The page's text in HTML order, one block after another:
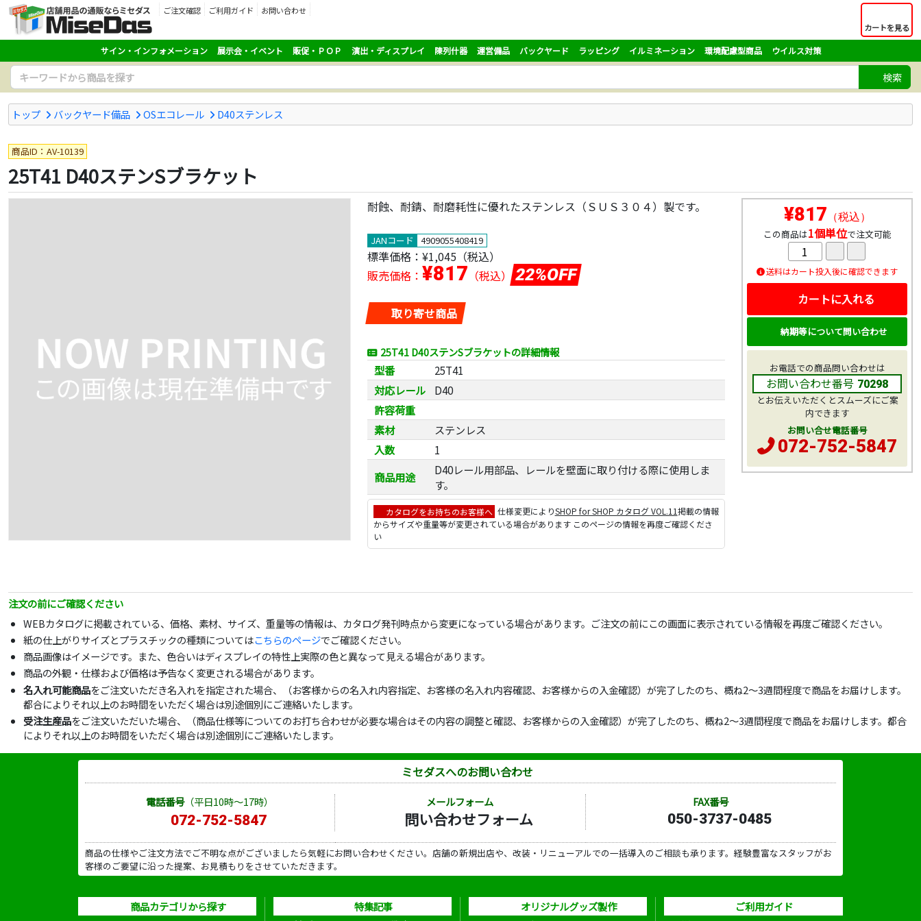
ご注文確認 ご利用ガイド
お問い合わせ
カートを見る
サイン・インフォメーション 展示会・イベント 販促・ＰＯＰ 演出・ディスプレイ 陳列什器 運営備品 バックヤード ラッピング イルミネーション 環境配慮型商品 ウイルス対策
検索
トップ バックヤード備品 OSエコレール D40ステンレス
商品ID：AV-10139
25T41 D40ステンSブラケット
耐蝕、耐錆、耐磨耗性に優れたステンレス（ＳＵＳ３０４）製です。
JANコード 4909055408419
標準価格： ¥1,045 （税込）
販売価格： ¥817 （税込） 22%OFF
取り寄せ商品
25T41 D40ステンSブラケットの詳細情報
型番
25T41
対応レール
D40
許容荷重
素材
ステンレス
入数
1
商品用途
D40レール用部品、レールを壁面に取り付ける際に使用しま
す。
カタログをお持ちのお客様へ 仕様変更によりSHOP for SHOP カタログ VOL.11掲載の情報
からサイズや重量等が変更されている場合があります このページの情報を再度ご確認くださ
い
¥817 （税込）
この商品は1個単位で注文可能
送料はカート投入後に確認できます
カートに入れる
納期等について問い合わせ
お電話での商品問い合わせは
お問い合わせ番号 70298
とお伝えいただくとスムーズにご案
内できます
お問い合せ電話番号
072-752-5847
注文の前にご確認ください
WEBカタログに掲載されている、価格、素材、サイズ、重量等の情報は、カタログ発刊時点から変更になっている場合があります。ご注文の前にこの画面に表示されている情報を再度ご確認ください。
紙の仕上がりサイズとプラスチックの種類についてはこちらのページでご確認ください。
商品画像はイメージです。また、色合いはディスプレイの特性上実際の色と異なって見える場合があります。
商品の外観・仕様および価格は予告なく変更される場合があります。
名入れ可能商品をご注文いただき名入れを指定された場合、（お客様からの名入れ内容指定、お客様の名入れ内容確認、お客様からの入金確認）が完了したのち、概ね2～3週間程度で商品をお届けします。
都合によりそれ以上のお時間をいただく場合は別途個別にご連絡いたします。
受注生産品をご注文いただいた場合、（商品仕様等についてのお打ち合わせが必要な場合はその内容の調整と確認、お客様からの入金確認）が完了したのち、概ね2～3週間程度で商品をお届けします。都合
によりそれ以上のお時間をいただく場合は別途個別にご連絡いたします。
ミセダスへのお問い合わせ
電話番号（平日10時～17時）
072-752-5847
メールフォーム
問い合わせフォーム
FAX番号
050-3737-0485
商品の仕様やご注文方法でご不明な点がございましたら気軽にお問い合わせください。店舗の新規出店や、改装・リニューアルでの一括導入のご相談も承ります。経験豊富なスタッフがお
客様のご要望に沿った提案、お見積もりをさせていただきます。
商品カテゴリから探す 特集記事 オリジナルグッズ製作 ご利用ガイド